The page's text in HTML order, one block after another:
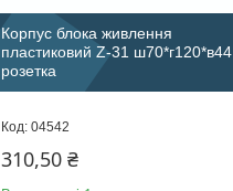
Корпус блока живлення
пластиковий Z-31 ш70*г120*в44
розетка
04542
310,50 ₴